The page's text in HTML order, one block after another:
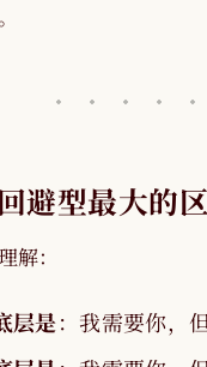
避型最大的
解：
层是：我需要你，